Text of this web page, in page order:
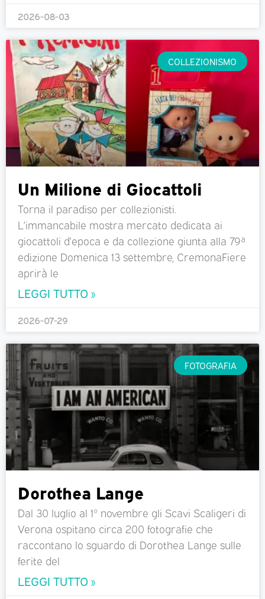
2026-08-03
COLLEZIONISMO
Un Milione di Giocattoli
Torna il paradiso per collezionisti.
L’immancabile mostra mercato dedicata ai
giocattoli d’epoca e da collezione giunta alla 79ª
edizione Domenica 13 settembre, CremonaFiere
aprirà le
LEGGI TUTTO »
2026-07-29
FOTOGRAFIA
Dorothea Lange
Dal 30 luglio al 1° novembre gli Scavi Scaligeri di
Verona ospitano circa 200 fotografie che
raccontano lo sguardo di Dorothea Lange sulle
ferite del
LEGGI TUTTO »